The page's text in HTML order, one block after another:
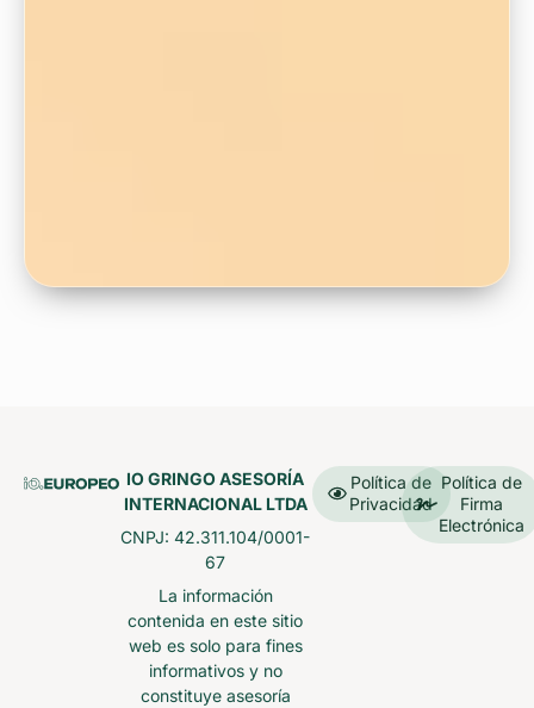
IO GRINGO ASESORÍA
INTERNACIONAL LTDA
CNPJ: 42.311.104/0001-
67
La información
contenida en este sitio
web es solo para fines
informativos y no
constituye asesoría
Política de
Privacidad
Política de
Firma
Electrónica